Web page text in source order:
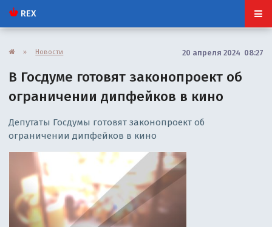
REX
» Новости 20 апреля 2024 08:27
В Госдуме готовят законопроект об
ограничении дипфейков в кино
Депутаты Госдумы готовят законопроект об
ограничении дипфейков в кино